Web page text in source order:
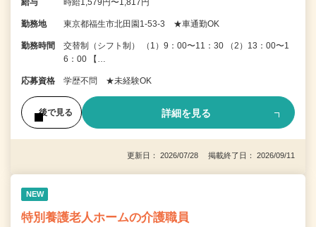
勤務地 東京都福生市北田園1-53-3 ★車通勤OK
勤務時間
交替制（シフト制） （1）9：00〜11：30 （2）13：00〜1
6：00 【…
応募資格 学歴不問 ★未経験OK
後で見る 詳細を見る
更新日： 2026/07/28 掲載終了日： 2026/09/11
NEW
特別養護老人ホームの介護職員